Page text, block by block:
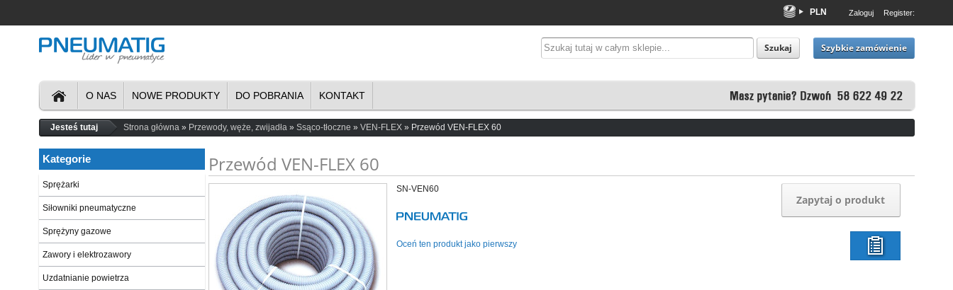
PLN
EUR
USD
Zaloguj Register:
Szukaj Szybkie zamówienie
O NAS NOWE PRODUKTY DO POBRANIA KONTAKT
Jesteś tutaj Strona główna Przewody, węże, zwijadła Ssąco-tłoczne VEN-FLEX Przewód VEN-FLEX 60
Przewód VEN-FLEX 60
SN-VEN60
Oceń ten produkt jako pierwszy
Zapytaj o produkt
listy
Kategorie
Sprężarki
Siłowniki pneumatyczne
Sprężyny gazowe
Zawory i elektrozawory
Uzdatnianie powietrza